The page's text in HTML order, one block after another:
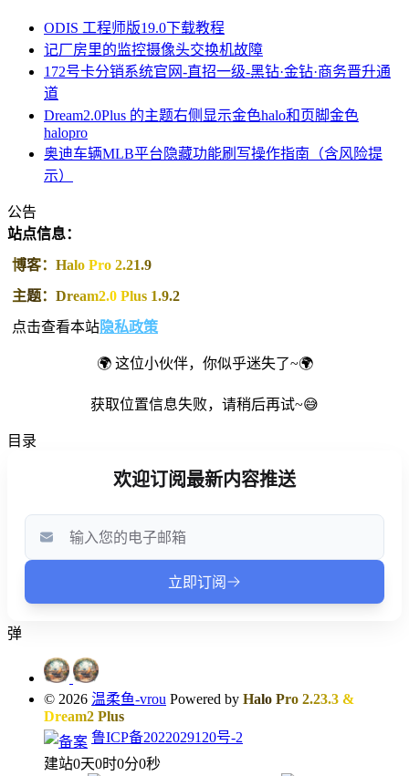
ODIS 工程师版19.0下载教程
记厂房里的监控摄像头交换机故障
172号卡分销系统官网-直招一级-黑钻·金钻·商务晋升通
道
Dream2.0Plus 的主题右侧显示金色halo和页脚金色
halopro
奥迪车辆MLB平台隐藏功能刷写操作指南（含风险提
示）
公告
站点信息：
博客：Halo Pro 2.21.9
主题：Dream2.0 Plus 1.9.2
点击查看本站隐私政策
🌍 这位小伙伴，你似乎迷失了~🌍
获取位置信息失败，请稍后再试~😅
目录
弹
© 2026 温柔鱼-vrou Powered by Halo Pro 2.23.3 &
Dream2 Plus
鲁ICP备2022029120号-2
建站0天0时0分0秒